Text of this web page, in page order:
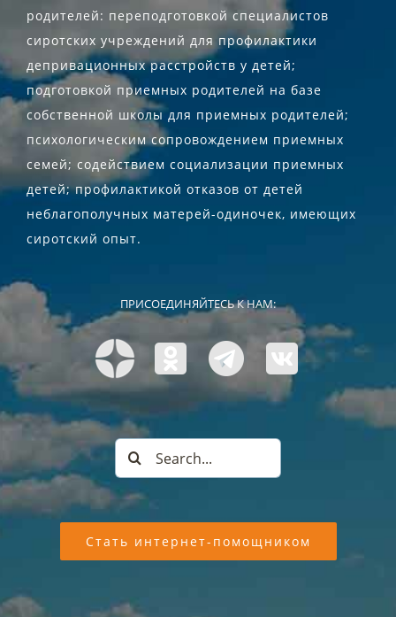
родителей: переподготовкой специалистов
сиротских учреждений для профилактики
депривационных расстройств у детей;
подготовкой приемных родителей на базе
собственной школы для приемных родителей;
психологическим сопровождением приемных
семей; содействием социализации приемных
детей; профилактикой отказов от детей
неблагополучных матерей-одиночек, имеющих
сиротский опыт.
ПРИСОЕДИНЯЙТЕСЬ К НАМ:
Search
for:
Стать интернет-помощником